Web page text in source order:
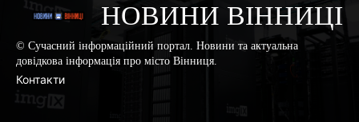
НОВИНИ ВІННИЦІ
© Сучасний інформаційний портал. Новини та актуальна
довідкова інформація про місто Вінниця.
Контакти